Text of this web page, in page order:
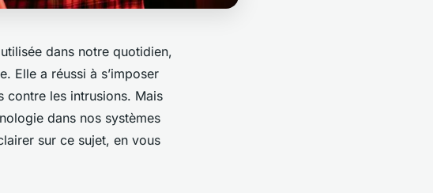
dans notre quotidien,
Elle a réussi à s’imposer
contre les intrusions. Mais
dans nos systèmes
sur ce sujet, en vous